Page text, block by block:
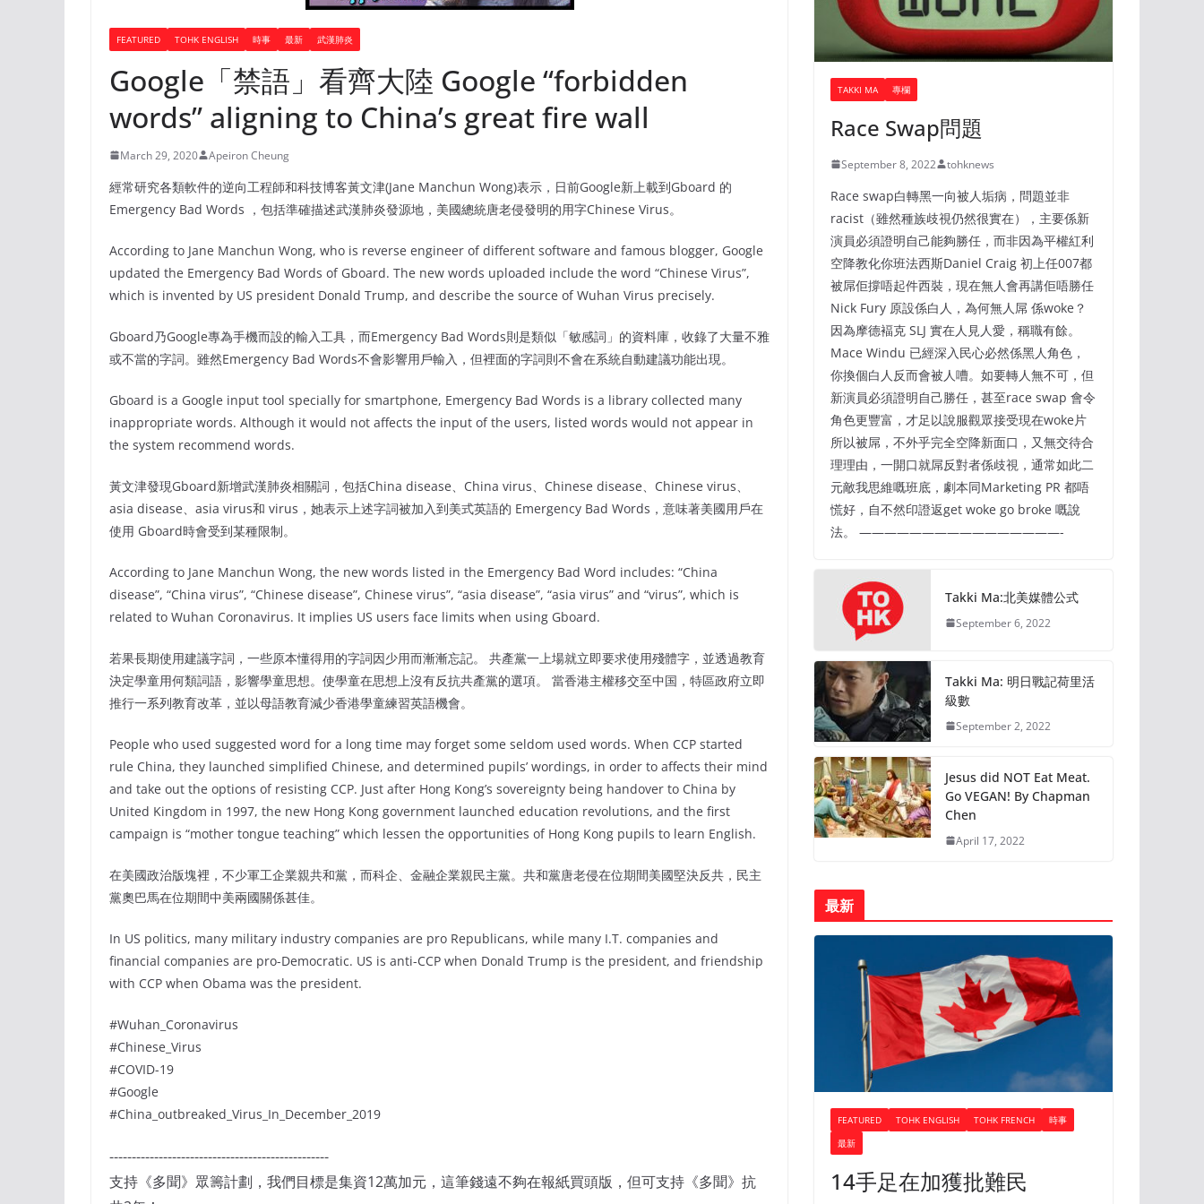
FEATURED TOHK ENGLISH 時事 最新 武漢肺炎
Google「禁語」看齊大陸 Google “forbidden
words” aligning to China’s great fire wall
March 29, 2020 Apeiron Cheung
經常研究各類軟件的逆向工程師和科技博客黃文津(Jane Manchun Wong)表示，日前Google新上載到Gboard 的
Emergency Bad Words ，包括準確描述武漢肺炎發源地，美國總統唐老侵發明的用字Chinese Virus。
According to Jane Manchun Wong, who is reverse engineer of different software and famous blogger, Google
updated the Emergency Bad Words of Gboard. The new words uploaded include the word “Chinese Virus”,
which is invented by US president Donald Trump, and describe the source of Wuhan Virus precisely.
Gboard乃Google專為手機而設的輸入工具，而Emergency Bad Words則是類似「敏感詞」的資料庫，收錄了大量不雅
或不當的字詞。雖然Emergency Bad Words不會影響用戶輸入，但裡面的字詞則不會在系統自動建議功能出現。
Gboard is a Google input tool specially for smartphone, Emergency Bad Words is a library collected many
inappropriate words. Although it would not affects the input of the users, listed words would not appear in
the system recommend words.
黃文津發現Gboard新增武漢肺炎相關詞，包括China disease、China virus、Chinese disease、Chinese virus、
asia disease、asia virus和 virus，她表示上述字詞被加入到美式英語的 Emergency Bad Words，意味著美國用戶在
使用 Gboard時會受到某種限制。
According to Jane Manchun Wong, the new words listed in the Emergency Bad Word includes: “China
disease”, “China virus”, “Chinese disease”, Chinese virus”, “asia disease”, “asia virus” and “virus”, which is
related to Wuhan Coronavirus. It implies US users face limits when using Gboard.
若果長期使用建議字詞，一些原本懂得用的字詞因少用而漸漸忘記。 共產黨一上場就立即要求使用殘體字，並透過教育
決定學童用何類詞語，影響學童思想。使學童在思想上沒有反抗共產黨的選項。 當香港主權移交至中国，特區政府立即
推行一系列教育改革，並以母語教育減少香港學童練習英語機會。
People who used suggested word for a long time may forget some seldom used words. When CCP started
rule China, they launched simplified Chinese, and determined pupils’ wordings, in order to affects their mind
and take out the options of resisting CCP. Just after Hong Kong’s sovereignty being handover to China by
United Kingdom in 1997, the new Hong Kong government launched education revolutions, and the first
campaign is “mother tongue teaching” which lessen the opportunities of Hong Kong pupils to learn English.
在美國政治版塊裡，不少軍工企業親共和黨，而科企、金融企業親民主黨。共和黨唐老侵在位期間美國堅決反共，民主
黨奧巴馬在位期間中美兩國關係甚佳。
In US politics, many military industry companies are pro Republicans, while many I.T. companies and
financial companies are pro-Democratic. US is anti-CCP when Donald Trump is the president, and friendship
with CCP when Obama was the president.
#Wuhan_Coronavirus
#Chinese_Virus
#COVID-19
#Google
#China_outbreaked_Virus_In_December_2019
-------------------------------------------------
支持《多聞》眾籌計劃，我們目標是集資12萬加元，這筆錢遠不夠在報紙買頭版，但可支持《多聞》抗
TAKKI MA 專欄
Race Swap問題
September 8, 2022 tohknews
Race swap白轉黑一向被人垢病，問題並非
racist（雖然種族歧視仍然很實在），主要係新
演員必須證明自己能夠勝任，而非因為平權紅利
空降教化你班法西斯Daniel Craig 初上任007都
被屌佢撐唔起件西裝，現在無人會再講佢唔勝任
Nick Fury 原設係白人，為何無人屌 係woke？
因為摩德褔克 SLJ 實在人見人愛，稱職有餘。
Mace Windu 已經深入民心必然係黑人角色，
你換個白人反而會被人嘈。如要轉人無不可，但
新演員必須證明自己勝任，甚至race swap 會令
角色更豐富，才足以說服觀眾接受現在woke片
所以被屌，不外乎完全空降新面口，又無交待合
理理由，一開口就屌反對者係歧視，通常如此二
元敵我思維嘅班底，劇本同Marketing PR 都唔
慌好，自不然印證返get woke go broke 嘅說
法。 ————————————————-
Takki Ma:北美媒體公式
September 6, 2022
Takki Ma: 明日戰記荷里活
級數
September 2, 2022
Jesus did NOT Eat Meat.
Go VEGAN! By Chapman
Chen
April 17, 2022
最新
FEATURED TOHK ENGLISH TOHK FRENCH
時事
最新
14手足在加獲批難民